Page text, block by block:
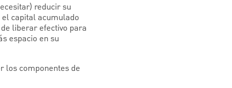
reducir su
el capital acumulado
liberar efectivo para
espacio en su
los componentes de